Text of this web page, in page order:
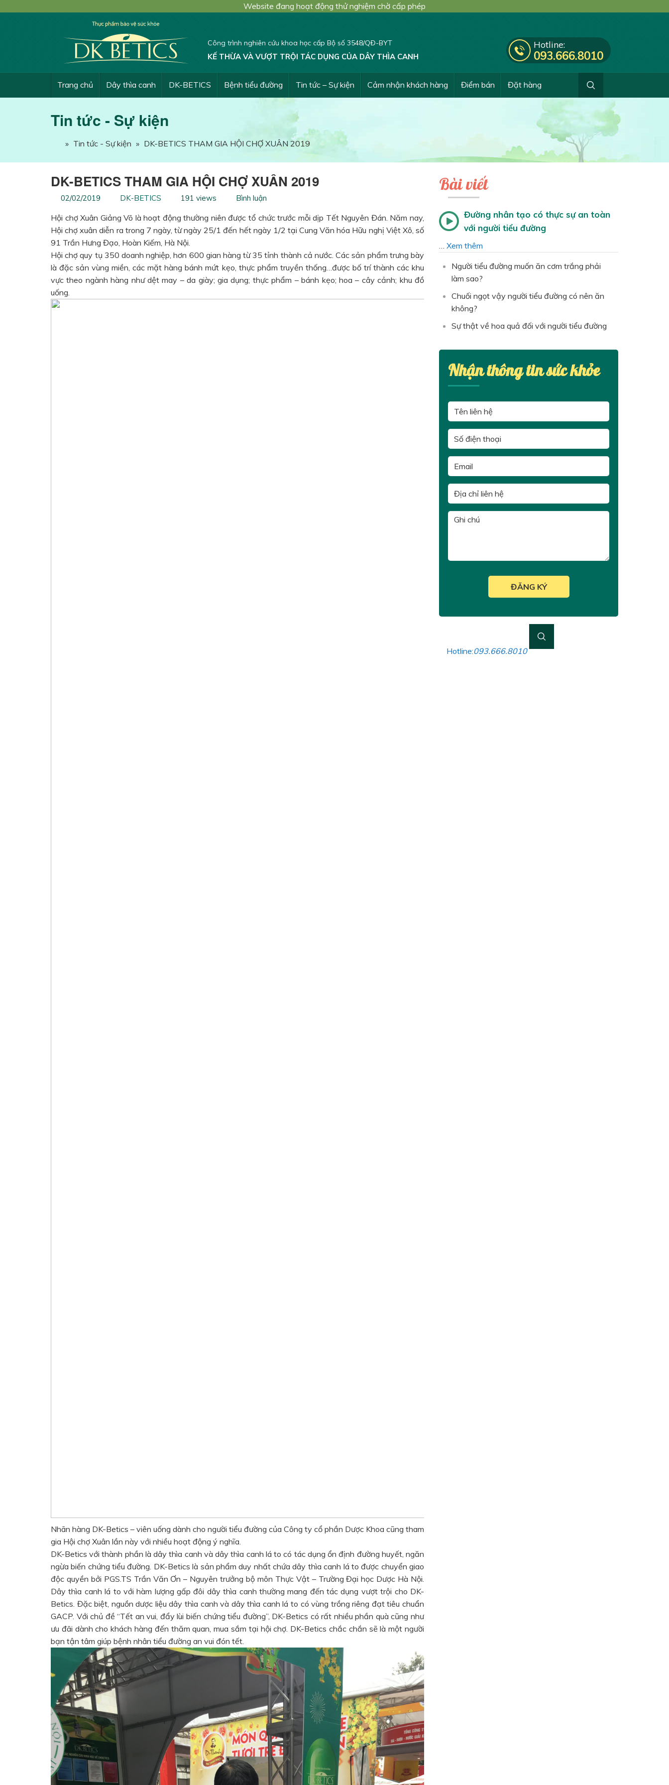
Website đang hoạt động thử nghiệm chờ cấp phép
Công trình nghiên cứu khoa học cấp Bộ số 3548/QĐ-BYT
KẾ THỪA VÀ VƯỢT TRỘI TÁC DỤNG CỦA DÂY THÌA CANH
Hotline:
093.666.8010
Trang chủ Dây thìa canh DK-BETICS Bệnh tiểu đường Tin tức – Sự kiện Cảm nhận khách hàng Điểm bán Đặt hàng
Tin tức - Sự kiện
» Tin tức - Sự kiện » DK-BETICS THAM GIA HỘI CHỢ XUÂN 2019
DK-BETICS THAM GIA HỘI CHỢ XUÂN 2019
02/02/2019 DK-BETICS 191 views Bình luận
Hội chợ Xuân Giảng Võ là hoạt động thường niên được tổ chức trước mỗi dịp Tết Nguyên Đán. Năm nay,
Hội chợ xuân diễn ra trong 7 ngày, từ ngày 25/1 đến hết ngày 1/2 tại Cung Văn hóa Hữu nghị Việt Xô, số
91 Trần Hưng Đạo, Hoàn Kiếm, Hà Nội.
Hội chợ quy tụ 350 doanh nghiệp, hơn 600 gian hàng từ 35 tỉnh thành cả nước. Các sản phẩm trưng bày
là đặc sản vùng miền, các mặt hàng bánh mứt kẹo, thực phẩm truyền thống…được bố trí thành các khu
vực theo ngành hàng như dệt may – da giày; gia dụng; thực phẩm – bánh kẹo; hoa – cây cảnh; khu đồ
uống.
Nhãn hàng DK-Betics – viên uống dành cho người tiểu đường của Công ty cổ phần Dược Khoa cũng tham
gia Hội chợ Xuân lần này với nhiều hoạt động ý nghĩa.
DK-Betics với thành phần là dây thìa canh và dây thìa canh lá to có tác dụng ổn định đường huyết, ngăn
ngừa biến chứng tiểu đường. DK-Betics là sản phẩm duy nhất chứa dây thìa canh lá to được chuyển giao
độc quyền bởi PGS.TS Trần Văn Ơn – Nguyên trưởng bộ môn Thực Vật – Trường Đại học Dược Hà Nội.
Dây thìa canh lá to với hàm lượng gấp đôi dây thìa canh thường mang đến tác dụng vượt trội cho DK-
Betics. Đặc biệt, nguồn dược liệu dây thìa canh và dây thìa canh lá to có vùng trồng riêng đạt tiêu chuẩn
GACP. Với chủ đề “Tết an vui, đẩy lùi biến chứng tiểu đường”, DK-Betics có rất nhiều phần quà cũng như
ưu đãi dành cho khách hàng đến thăm quan, mua sắm tại hội chợ. DK-Betics chắc chắn sẽ là một người
bạn tận tâm giúp bệnh nhân tiểu đường an vui đón tết.
Bài viết
Đường nhân tạo có thực sự an toàn
với người tiểu đường
… Xem thêm
Người tiểu đường muốn ăn cơm trắng phải
làm sao?
Chuối ngọt vậy người tiểu đường có nên ăn
không?
Sự thật về hoa quả đối với người tiểu đường
Nhận thông tin sức khỏe
Hotline:093.666.8010